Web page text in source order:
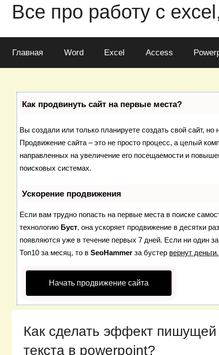
Все про работу с
Главная Word Excel Access
Как продвинуть сайт на первые места?
Вы создали или только планируете создать свой сайт, но
Продвижение сайта – это не просто процесс, а целый
направленных на увеличение его посещаемости и
поисковых системах.
Ускорение продвижения
Если вам трудно попасть на первые места в поиске
технологию Буст, она ускоряет продвижение в десятки
появляются уже в течение первых 7 дней. Если ни один
Топ10 за месяц, то в SeoHammer за бустер вернут деньги.
Начать продвижение сайта
Как сделать эффект
текста в powerpoint?